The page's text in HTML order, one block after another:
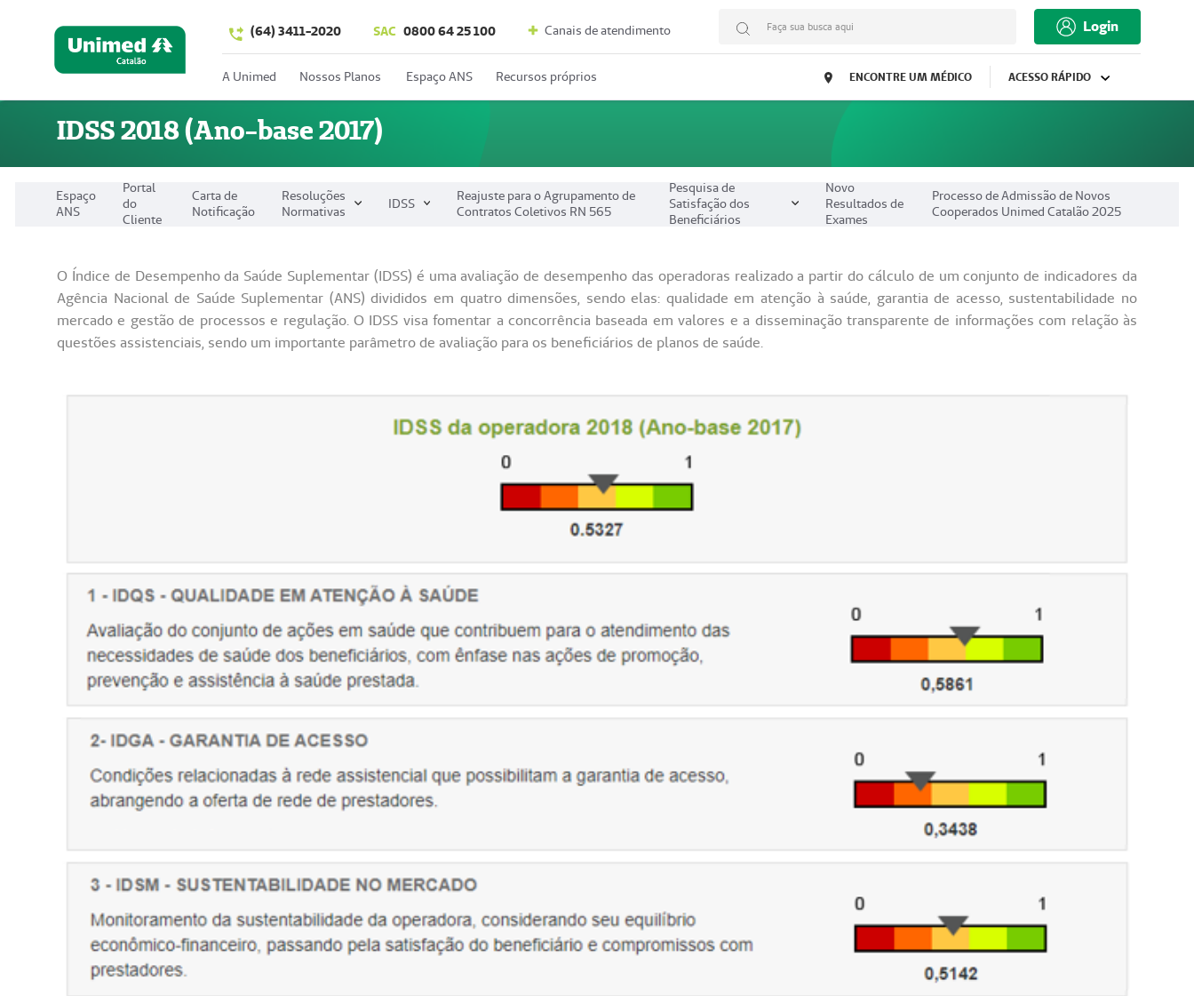
(64) 3411-2020 SAC 0800 64 25 100 Canais de atendimento Faça sua busca aqui Login
A Unimed Nossos Planos Espaço ANS Recursos próprios ENCONTRE UM MÉDICO ACESSO RÁPIDO
IDSS 2018 (Ano-base 2017)
Espaço
ANS
Portal
do
Cliente
Carta de
Notificação
Resoluções
Normativas
IDSS
Reajuste para o Agrupamento de
Contratos Coletivos RN 565
Pesquisa de
Satisfação dos
Beneficiários
Novo
Resultados de
Exames
Processo de Admissão de Novos
Cooperados Unimed Catalão 2025
O Índice de Desempenho da Saúde Suplementar (IDSS) é uma avaliação de desempenho das operadoras realizado a partir do cálculo de um conjunto de indicadores da
Agência Nacional de Saúde Suplementar (ANS) divididos em quatro dimensões, sendo elas: qualidade em atenção à saúde, garantia de acesso, sustentabilidade no
mercado e gestão de processos e regulação. O IDSS visa fomentar a concorrência baseada em valores e a disseminação transparente de informações com relação às
questões assistenciais, sendo um importante parâmetro de avaliação para os beneficiários de planos de saúde.